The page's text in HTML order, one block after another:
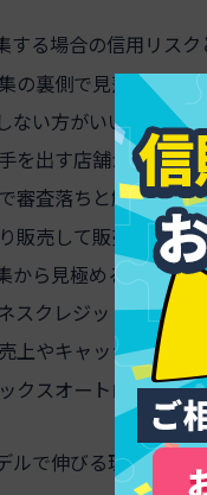
る場合の信用リス
の裏側で見落とす税
ない方がいい！プロ
を出す店舗が抱える
審査落ちと解約続出
販売して販売店募集
から見極める！車・
クレジットを収益と
上やキャッシュフロ
クスオートローン加
ルで伸びる理由！ビ